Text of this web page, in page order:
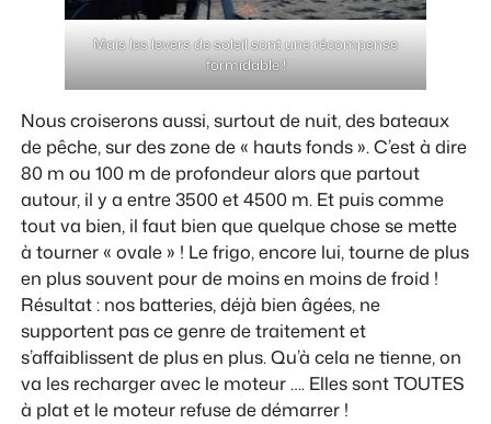
Mais les levers de soleil sont une récompense
formidable !
Nous croiserons aussi, surtout de nuit, des bateaux
de pêche, sur des zone de « hauts fonds ». C’est à dire
80 m ou 100 m de profondeur alors que partout
autour, il y a entre 3500 et 4500 m. Et puis comme
tout va bien, il faut bien que quelque chose se mette
à tourner « ovale » ! Le frigo, encore lui, tourne de plus
en plus souvent pour de moins en moins de froid !
Résultat : nos batteries, déjà bien âgées, ne
supportent pas ce genre de traitement et
s’affaiblissent de plus en plus. Qu’à cela ne tienne, on
va les recharger avec le moteur …. Elles sont TOUTES
à plat et le moteur refuse de démarrer !